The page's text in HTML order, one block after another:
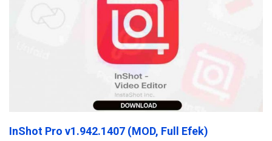
InShot Pro v1.942.1407 (MOD, Full Efek)